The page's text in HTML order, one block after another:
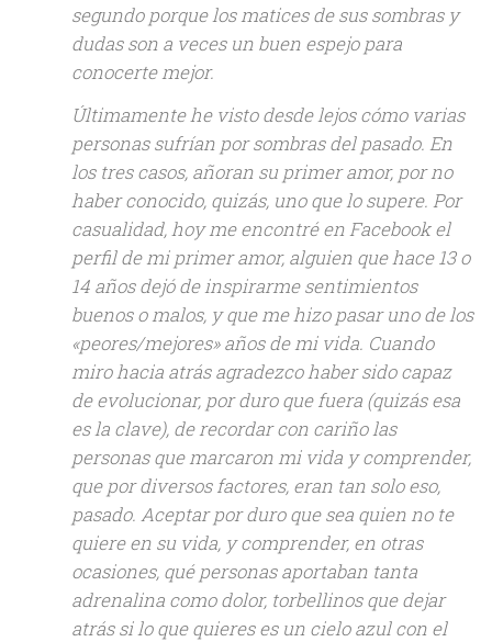
segundo porque los matices de sus sombras y
dudas son a veces un buen espejo para
conocerte mejor.
Últimamente he visto desde lejos cómo varias
personas sufrían por sombras del pasado. En
los tres casos, añoran su primer amor, por no
haber conocido, quizás, uno que lo supere. Por
casualidad, hoy me encontré en Facebook el
perfil de mi primer amor, alguien que hace 13 o
14 años dejó de inspirarme sentimientos
buenos o malos, y que me hizo pasar uno de los
«peores/mejores» años de mi vida. Cuando
miro hacia atrás agradezco haber sido capaz
de evolucionar, por duro que fuera (quizás esa
es la clave), de recordar con cariño las
personas que marcaron mi vida y comprender,
que por diversos factores, eran tan solo eso,
pasado. Aceptar por duro que sea quien no te
quiere en su vida, y comprender, en otras
ocasiones, qué personas aportaban tanta
adrenalina como dolor, torbellinos que dejar
atrás si lo que quieres es un cielo azul con el